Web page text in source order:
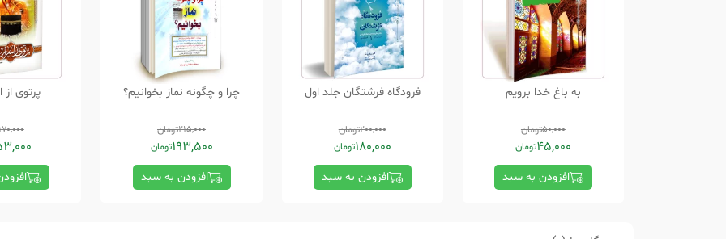
به باغ خدا برویم
50,000تومان
45,000تومان
افزودن به سبد
فرودگاه فرشتگان جلد اول
200,000تومان
180,000تومان
افزودن به سبد
چرا و چگونه نماز بخوانیم؟
215,000تومان
193,500تومان
افزودن به سبد
پرتوی از